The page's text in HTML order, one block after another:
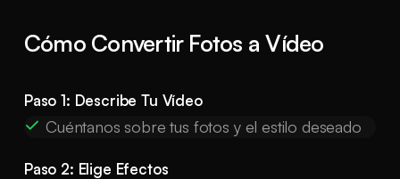
Cómo Convertir Fotos a Vídeo
Paso 1: Describe Tu Vídeo
Cuéntanos sobre tus fotos y el estilo deseado
Paso 2: Elige Efectos